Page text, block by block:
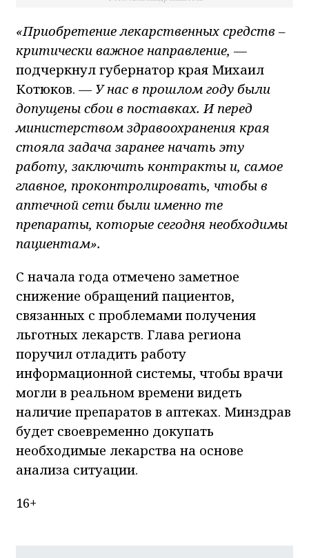
«Приобретение лекарственных средств –
критически важное направление, —
подчеркнул губернатор края Михаил
Котюков. — У нас в прошлом году были
допущены сбои в поставках. И перед
министерством здравоохранения края
стояла задача заранее начать эту
работу, заключить контракты и, самое
главное, проконтролировать, чтобы в
аптечной сети были именно те
препараты, которые сегодня необходимы
пациентам».
С начала года отмечено заметное
снижение обращений пациентов,
связанных с проблемами получения
льготных лекарств. Глава региона
поручил отладить работу
информационной системы, чтобы врачи
могли в реальном времени видеть
наличие препаратов в аптеках. Минздрав
будет своевременно докупать
необходимые лекарства на основе
анализа ситуации.
16+